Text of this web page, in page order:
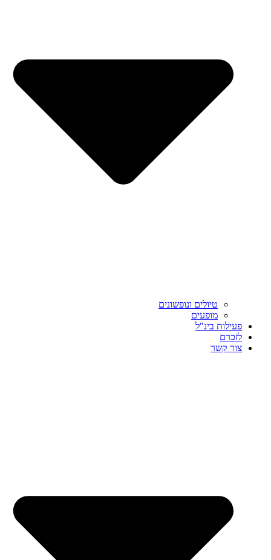
טיולים ונופשונים
מופעים
פעילות בינ"ל
לזכרם
צור קשר